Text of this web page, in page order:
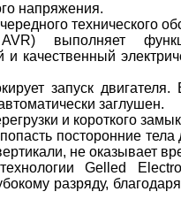
напряжения.
технического
выполняет
качественный
запуск
заглушен.
и короткого
посторонние
не оказывает
Gelled
разряду,